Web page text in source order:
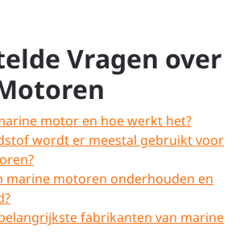
Vragen over
motor en hoe werkt het?
wordt er meestal gebruikt voor
marine motoren onderhouden en
fabrikanten van marine